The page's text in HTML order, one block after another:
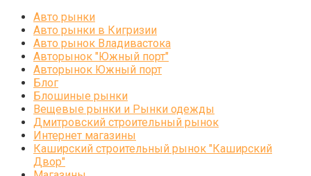
Авто рынки
Авто рынки в Кигризии
Авто рынок Владивастока
Авторынок "Южный порт"
Авторынок Южный порт
Блог
Блошиные рынки
Вещевые рынки и Рынки одежды
Дмитровский строительный рынок
Интернет магазины
Каширский строительный рынок "Каширский
Двор"